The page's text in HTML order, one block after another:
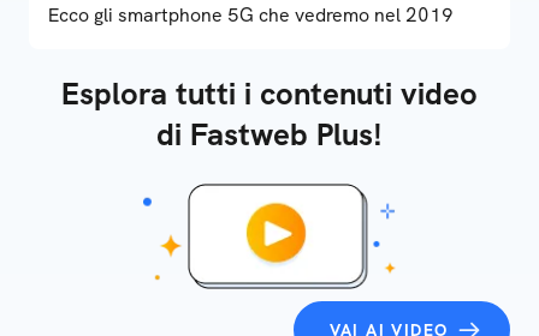
Ecco gli smartphone 5G che vedremo nel 2019
Esplora tutti i contenuti video
di Fastweb Plus!
VAI AI VIDEO